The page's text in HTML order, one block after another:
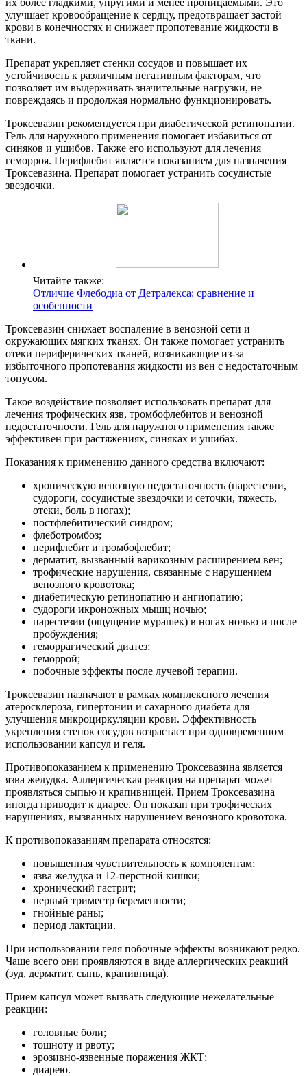
улучшает кровообращение к сердцу, предотвращает застой
крови в конечностях и снижает пропотевание жидкости в
ткани.
Препарат укрепляет стенки сосудов и повышает их
устойчивость к различным негативным факторам, что
позволяет им выдерживать значительные нагрузки, не
повреждаясь и продолжая нормально функционировать.
Троксевазин рекомендуется при диабетической ретинопатии.
Гель для наружного применения помогает избавиться от
синяков и ушибов. Также его используют для лечения
геморроя. Перифлебит является показанием для назначения
Троксевазина. Препарат помогает устранить сосудистые
звездочки.
Читайте также:
Отличие Флебодиа от Детралекса: сравнение и
особенности
Троксевазин снижает воспаление в венозной сети и
окружающих мягких тканях. Он также помогает устранить
отеки периферических тканей, возникающие из-за
избыточного пропотевания жидкости из вен с недостаточным
тонусом.
Такое воздействие позволяет использовать препарат для
лечения трофических язв, тромбофлебитов и венозной
недостаточности. Гель для наружного применения также
эффективен при растяжениях, синяках и ушибах.
Показания к применению данного средства включают:
хроническую венозную недостаточность (парестезии,
судороги, сосудистые звездочки и сеточки, тяжесть,
отеки, боль в ногах);
постфлебитический синдром;
флеботромбоз;
перифлебит и тромбофлебит;
дерматит, вызванный варикозным расширением вен;
трофические нарушения, связанные с нарушением
венозного кровотока;
диабетическую ретинопатию и ангиопатию;
судороги икроножных мышц ночью;
парестезии (ощущение мурашек) в ногах ночью и после
пробуждения;
геморрагический диатез;
геморрой;
побочные эффекты после лучевой терапии.
Троксевазин назначают в рамках комплексного лечения
атеросклероза, гипертонии и сахарного диабета для
улучшения микроциркуляции крови. Эффективность
укрепления стенок сосудов возрастает при одновременном
использовании капсул и геля.
Противопоказанием к применению Троксевазина является
язва желудка. Аллергическая реакция на препарат может
проявляться сыпью и крапивницей. Прием Троксевазина
иногда приводит к диарее. Он показан при трофических
нарушениях, вызванных нарушением венозного кровотока.
К противопоказаниям препарата относятся:
повышенная чувствительность к компонентам;
язва желудка и 12-перстной кишки;
хронический гастрит;
первый триместр беременности;
гнойные раны;
период лактации.
При использовании геля побочные эффекты возникают редко.
Чаще всего они проявляются в виде аллергических реакций
(зуд, дерматит, сыпь, крапивница).
Прием капсул может вызвать следующие нежелательные
реакции:
головные боли;
тошноту и рвоту;
эрозивно-язвенные поражения ЖКТ;
диарею.